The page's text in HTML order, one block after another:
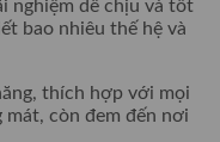
nghiệm dễ chịu và tốt
bao nhiêu thế hệ và
thích hợp với mọi
mát, còn đem đến nơi